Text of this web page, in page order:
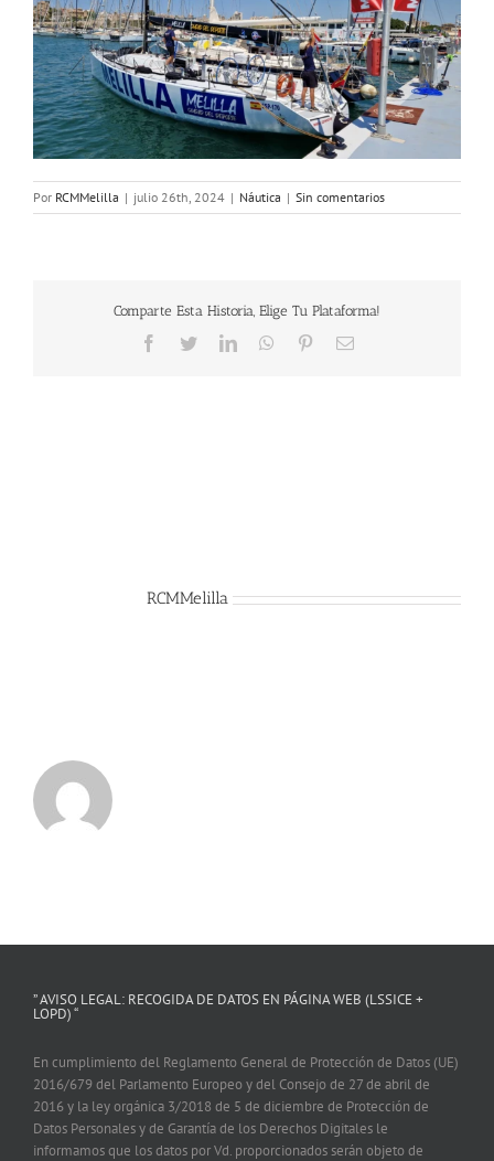
Por RCMMelilla | julio 26th, 2024 | Náutica | Sin comentarios
Comparte Esta Historia, Elige Tu Plataforma!
Facebook
TwitterLinkedInWhatsApp
PinterestCorreo
RCMMelilla
” AVISO LEGAL: RECOGIDA DE DATOS EN PÁGINA WEB (LSSICE +
LOPD) “
En cumplimiento del Reglamento General de Protección de Datos (UE)
2016/679 del Parlamento Europeo y del Consejo de 27 de abril de
2016 y la ley orgánica 3/2018 de 5 de diciembre de Protección de
Datos Personales y de Garantía de los Derechos Digitales le
informamos que los datos por Vd. proporcionados serán objeto de